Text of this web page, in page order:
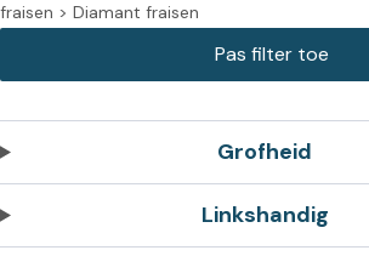
fraisen > Diamant fraisen
Grofheid
Linkshandig